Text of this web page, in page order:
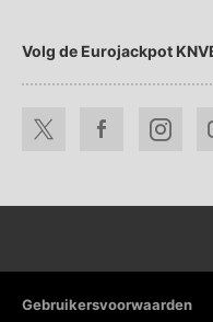
Volg de Eurojackpot
Gebruikersvoorwaarden